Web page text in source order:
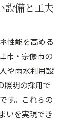
設備と工夫
性能を高める
市・宗像市の
や雨水利用設
照明の採用で
す。これらの
いを実現でき